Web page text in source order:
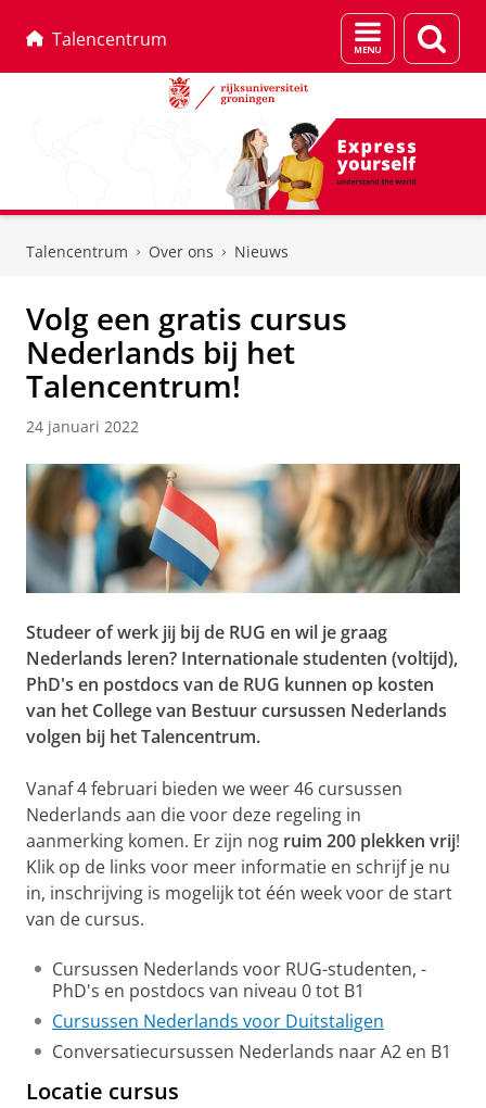
Talencentrum
Menu
en
Talencentrum Over ons Nieuws
Volg een gratis cursus
Nederlands bij het
Talencentrum!
24 januari 2022
Studeer of werk jij bij de RUG en wil je graag
Nederlands leren? Internationale studenten (voltijd),
PhD's en postdocs van de RUG kunnen op kosten
van het College van Bestuur cursussen Nederlands
volgen bij het Talencentrum.
Vanaf 4 februari bieden we weer 46 cursussen
Nederlands aan die voor deze regeling in
aanmerking komen. Er zijn nog ruim 200 plekken vrij!
Klik op de links voor meer informatie en schrijf je nu
in, inschrijving is mogelijk tot één week voor de start
van de cursus.
Cursussen Nederlands voor RUG-studenten, -
PhD's en postdocs van niveau 0 tot B1
Cursussen Nederlands voor Duitstaligen
Conversatiecursussen Nederlands naar A2 en B1
Locatie cursus